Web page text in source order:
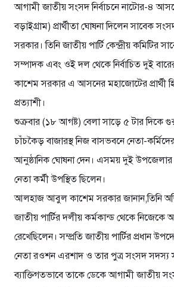
আগামী জাতীয় সংসদ নির্বাচনে নাটোর-৪
বড়াইগ্রাম) প্রার্থীতা ঘোষনা দিলেন সাবেক
সরকার। তিনি জাতীয় পার্টি কেন্দ্রীয় কমিটির
সম্পাদক এবং ওই দল থেকে নির্বাচিত দুই
কাশেম সরকার এ আসনের মহাজোটের প্রার্থী
প্রত্যাশী।
শুক্রবার (১৮ আগষ্ট) বেলা সাড়ে ৫ টার
চাঁচকৈড় বাজারস্থ নিজ বাসভবনে নেতা-কর্মিদের
আনুষ্ঠানিক ঘোষনা দেন। এসময় দুই উপজেলার
নেতা কর্মী উপস্থিত ছিলেন।
আলহাজ আবুল কাশেম সরকার জানান,তিনি
জাতীয় পার্টির দলীয় কর্মকান্ড থেকে
রেখেছিলেন। সম্প্রতি জাতীয় পার্টির প্রধান
নেতা রওশন এরশাদ ও তার পুত্র সংসদ সদস্য
ব্যাক্তিগতভাবে তাকে ডেকে আগামী জাতীয়